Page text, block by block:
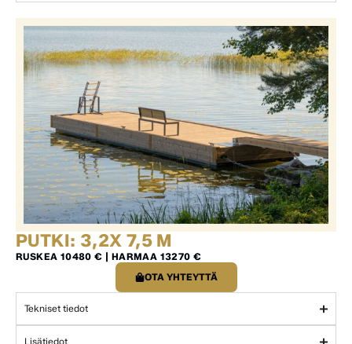
PUTKI: 3,2X 7,5 M
RUSKEA 10480 € | HARMAA 13270 €
OTA YHTEYTTÄ
Tekniset tiedot
Lisätiedot